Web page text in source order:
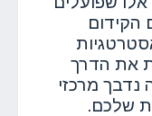
הקידום
את הדרך
מרכזי
שלכם.